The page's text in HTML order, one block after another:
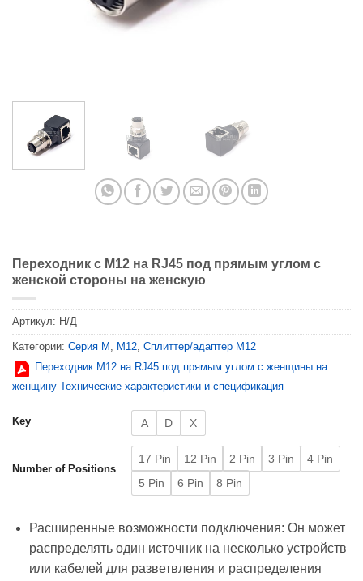
Переходник с M12 на RJ45 под прямым углом с
женской стороны на женскую
Артикул: Н/Д
Категории: Серия М , M12, Сплиттер/адаптер M12
Переходник M12 на RJ45 под прямым углом с женщины на
женщину Технические характеристики и спецификация
Key A D X
Number of Positions
17 Pin 12 Pin 2 Pin 3 Pin
4 Pin
5 Pin
6 Pin 8 Pin
Расширенные возможности подключения: Он может
распределять один источник на несколько устройств
или кабелей для разветвления и распределения